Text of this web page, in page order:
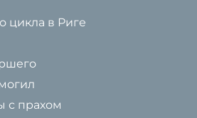
цикла в Риге
с прахом